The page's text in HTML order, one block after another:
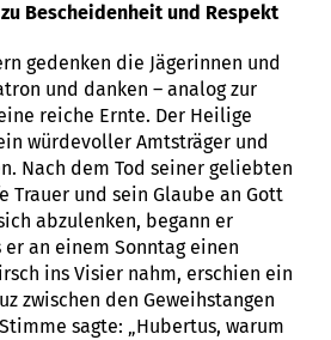
Bescheidenheit und Respekt
gedenken die Jägerinnen und
und danken – analog zur
reiche Ernte. Der Heilige
würdevoller Amtsträger und
Nach dem Tod seiner geliebten
Trauer und sein Glaube an Gott
abzulenken, begann er
er an einem Sonntag einen
ins Visier nahm, erschien ein
zwischen den Geweihstangen
sagte: „Hubertus, warum